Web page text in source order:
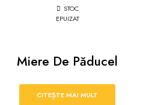
STOC
EPUIZAT
Miere De Păducel
CITEȘTE MAI MULT